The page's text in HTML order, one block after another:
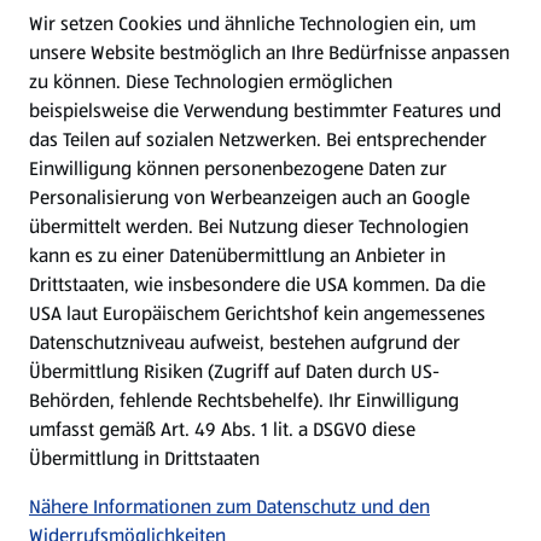
WhatsApp
Gewinnspiele
Mein HOFER. Meine Einkäufe.
Meine Meinung. Mein HOFER.
Gutscheingroßbestellung
(öffnet in einem neuen Tab)
Folge uns hier:
Jetzt die HOFER App downloaden
Wir setzen Cookies und ähnliche Technologien ein, um
unsere Website bestmöglich an Ihre Bedürfnisse anpassen
zu können. Diese Technologien ermöglichen
beispielsweise die Verwendung bestimmter Features und
das Teilen auf sozialen Netzwerken. Bei entsprechender
Einwilligung können personenbezogene Daten zur
Personalisierung von Werbeanzeigen auch an Google
übermittelt werden. Bei Nutzung dieser Technologien
kann es zu einer Datenübermittlung an Anbieter in
Drittstaaten, wie insbesondere die USA kommen. Da die
USA laut Europäischem Gerichtshof kein angemessenes
Datenschutzniveau aufweist, bestehen aufgrund der
Übermittlung Risiken (Zugriff auf Daten durch US-
Behörden, fehlende Rechtsbehelfe). Ihr Einwilligung
umfasst gemäß Art. 49 Abs. 1 lit. a DSGVO diese
Übermittlung in Drittstaaten
Nähere Informationen zum Datenschutz und den